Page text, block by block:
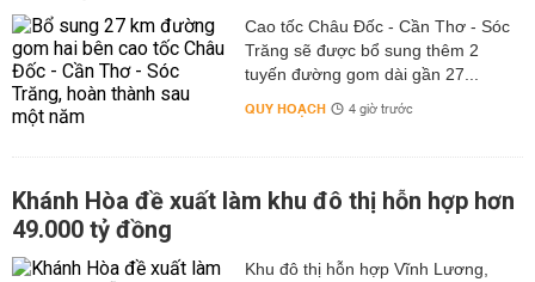
Cao tốc Châu Đốc - Cần Thơ - Sóc
Trăng sẽ được bổ sung thêm 2
tuyến đường gom dài gần 27...
QUY HOẠCH 4 giờ trước
Khánh Hòa đề xuất làm khu đô thị hỗn hợp hơn
49.000 tỷ đồng
Khu đô thị hỗn hợp Vĩnh Lương,